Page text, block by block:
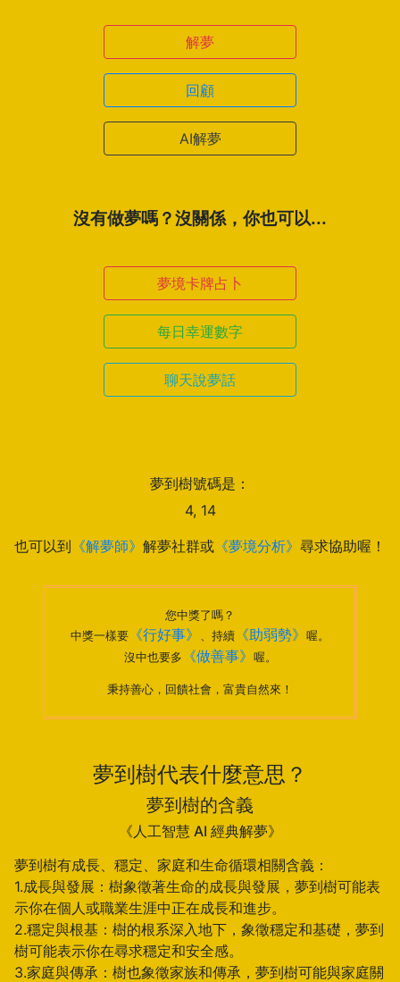
解夢
回顧
AI解夢
沒有做夢嗎？沒關係，你也可以...
夢境卡牌占卜
每日幸運數字
聊天說夢話
夢到樹號碼是：
4, 14
也可以到 《解夢師》 解夢社群或 《夢境分析》 尋求協助喔！
您中獎了嗎？
中獎一樣要 《行好事》 、持續 《助弱勢》 喔。
沒中也要多
《做善事》 喔。
秉持善心，回饋社會，富貴自然來！
夢到樹代表什麼意思？
夢到樹的含義
《人工智慧 AI 經典解夢》
夢到樹有成長、穩定、家庭和生命循環相關含義：
1.成長與發展：樹象徵著生命的成長與發展，夢到樹可能表
示你在個人或職業生涯中正在成長和進步。
2.穩定與根基：樹的根系深入地下，象徵穩定和基礎，夢到
樹可能表示你在尋求穩定和安全感。
3.家庭與傳承：樹也象徵家族和傳承，夢到樹可能與家庭關